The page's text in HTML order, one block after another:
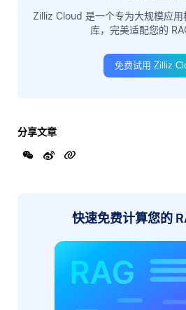
Zilliz Cloud 是一个专为大规模应
库，完美适配您的
免费试用 Zilliz
分享文章
快速免费计算您的